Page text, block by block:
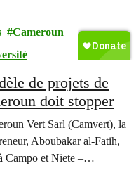
Cameroun
de projets de
doit stopper
Vert Sarl (Camvert), la
Aboubakar al-Fatih,
Campo et Niete –…